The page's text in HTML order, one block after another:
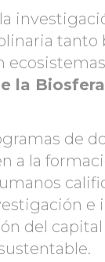
tanto
la
de
a la
e
del